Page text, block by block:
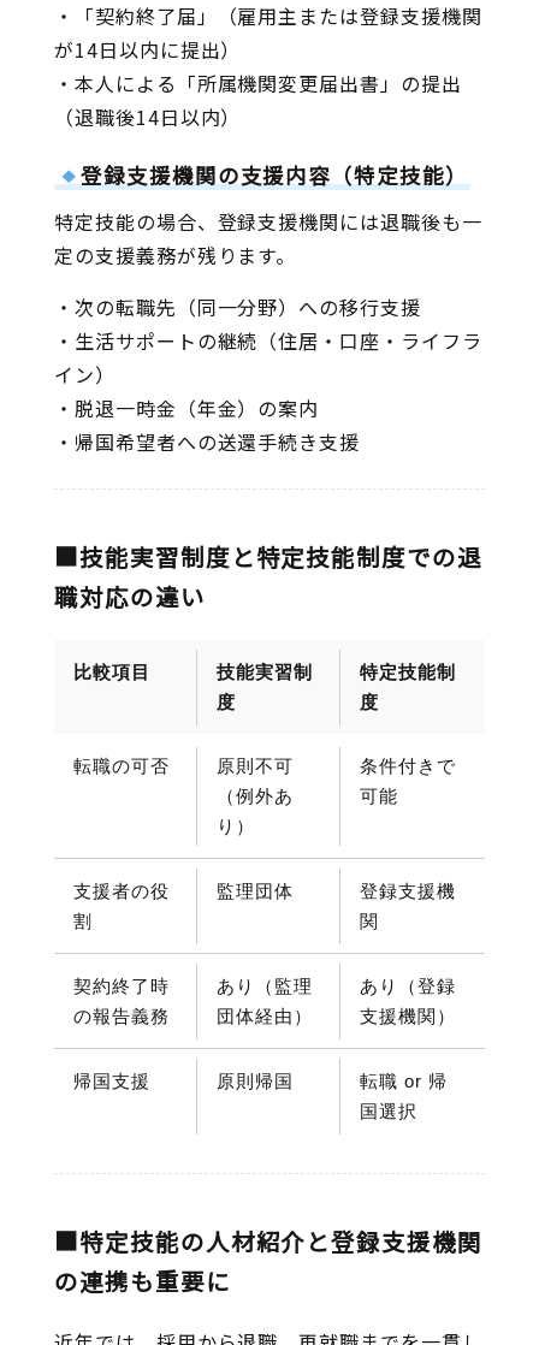
・「契約終了届」（雇用主または登録支援機関
が14日以内に提出）
・本人による「所属機関変更届出書」の提出
（退職後14日以内）
登録支援機関の支援内容（特定技能）
特定技能の場合、登録支援機関には退職後も一
定の支援義務が残ります。
・次の転職先（同一分野）への移行支援
・生活サポートの継続（住居・口座・ライフラ
イン）
・脱退一時金（年金）の案内
・帰国希望者への送還手続き支援
■技能実習制度と特定技能制度での退
職対応の違い
比較項目
技能実習制
度
特定技能制
度
転職の可否
原則不可
（例外あ
り）
条件付きで
可能
支援者の役
割
監理団体
登録支援機
関
契約終了時
の報告義務
あり（監理
団体経由）
あり（登録
支援機関）
帰国支援 原則帰国
転職 or 帰
国選択
■特定技能の人材紹介と登録支援機関
の連携も重要に